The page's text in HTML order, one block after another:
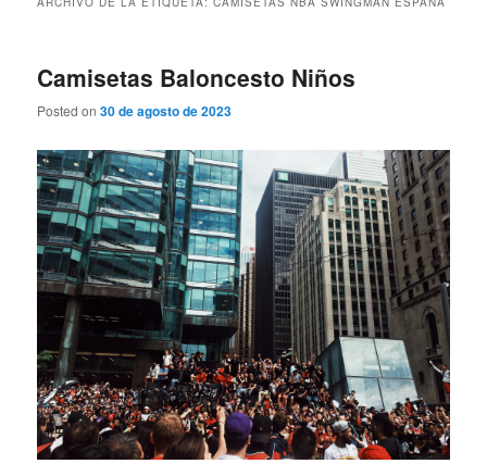
Camisetas Baloncesto Niños
Posted on30 de agosto de 2023